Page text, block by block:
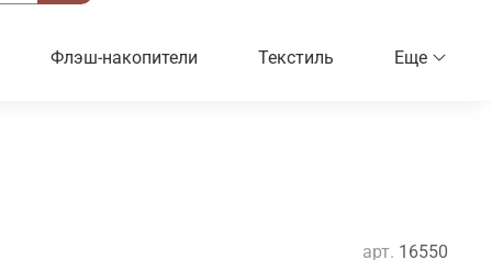
Флэш-накопители Текстиль Еще
арт. 16550